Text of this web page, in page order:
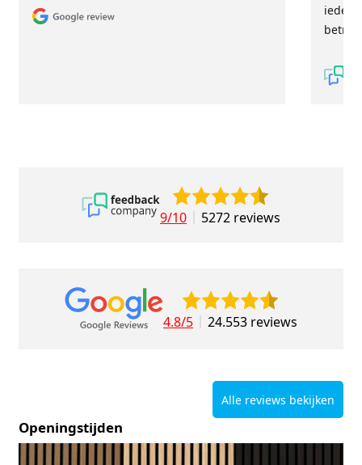
9/10 5272 reviews
4.8/5 24.553 reviews
Alle reviews bekijken
Openingstijden